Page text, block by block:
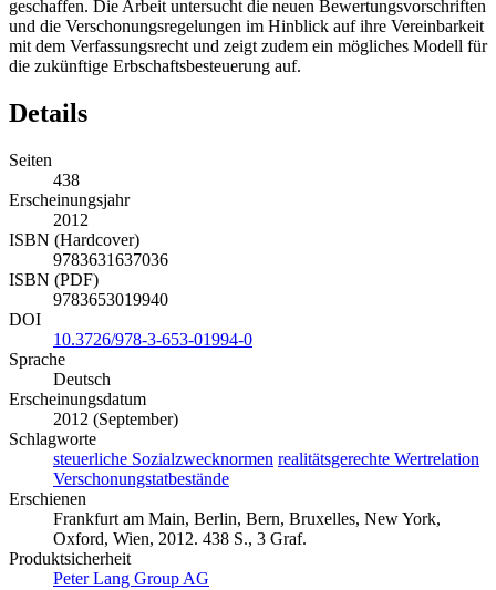
geschaffen. Die Arbeit untersucht die neuen Bewertungsvorschriften
und die Verschonungsregelungen im Hinblick auf ihre Vereinbarkeit
mit dem Verfassungsrecht und zeigt zudem ein mögliches Modell für
die zukünftige Erbschaftsbesteuerung auf.
Details
Seiten
438
Erscheinungsjahr
2012
ISBN (Hardcover)
9783631637036
ISBN (PDF)
9783653019940
DOI
10.3726/978-3-653-01994-0
Sprache
Deutsch
Erscheinungsdatum
2012 (September)
Schlagworte
steuerliche Sozialzwecknormen realitätsgerechte Wertrelation
Verschonungstatbestände
Erschienen
Frankfurt am Main, Berlin, Bern, Bruxelles, New York,
Oxford, Wien, 2012. 438 S., 3 Graf.
Produktsicherheit
Peter Lang Group AG